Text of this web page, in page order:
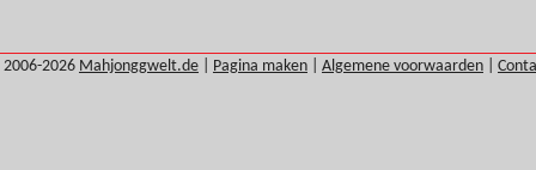
2026 Mahjonggwelt.de| Pagina maken| Algemene voorwaarden|